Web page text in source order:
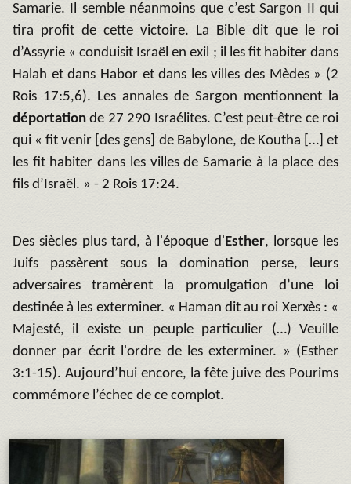
Samarie. Il semble néanmoins que c’est Sargon II qui
tira profit de cette victoire. La Bible dit que le roi
d’Assyrie « conduisit Israël en exil ; il les fit habiter dans
Halah et dans Habor et dans les villes des Mèdes » (2
Rois 17:5,6). Les annales de Sargon mentionnent la
déportation de 27 290 Israélites. C’est peut-être ce roi
qui « fit venir [des gens] de Babylone, de Koutha […] et
les fit habiter dans les villes de Samarie à la place des
fils d’Israël. » - 2 Rois 17:24.
Des siècles plus tard, à l'époque d' Esther, lorsque les
Juifs passèrent sous la domination perse, leurs
adversaires tramèrent la promulgation d’une loi
destinée à les exterminer. « Haman dit au roi Xerxès : «
Majesté, il existe un peuple particulier (…) Veuille
donner par écrit l'ordre de les exterminer. » (Esther
3:1-15). Aujourd’hui encore, la fête juive des Pourims
commémore l’échec de ce complot.